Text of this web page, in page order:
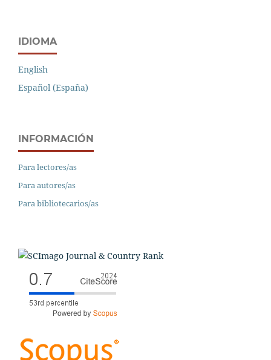
IDIOMA
English
Español (España)
INFORMACIÓN
Para lectores/as
Para autores/as
Para bibliotecarios/as